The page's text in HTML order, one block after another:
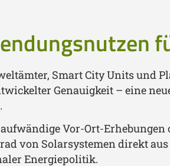
Smart City Units und
Genauigkeit – eine
Vor-Ort-
von Solarsystemen direkt
Energiepolitik.